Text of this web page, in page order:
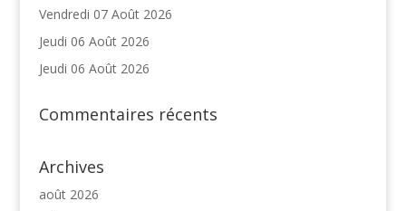
Vendredi 07 Août 2026
Jeudi 06 Août 2026
Jeudi 06 Août 2026
Commentaires récents
Archives
août 2026